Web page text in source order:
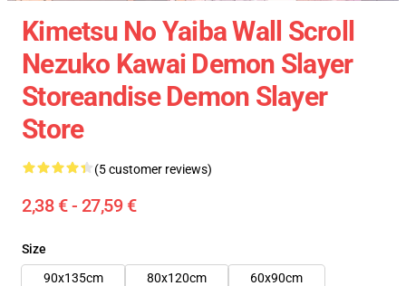
Kimetsu No Yaiba Wall Scroll
Nezuko Kawai Demon Slayer
Storeandise Demon Slayer
Store
(5 customer reviews)
2,38 € - 27,59 €
Size
90x135cm
80x120cm
60x90cm